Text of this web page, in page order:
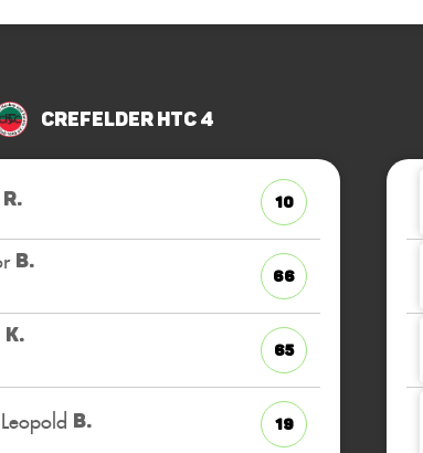
Crefelder HTC 4
R. 10
B.
66
K.
65
B. 19